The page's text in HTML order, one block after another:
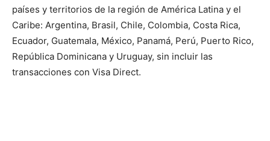
países y territorios de la región de América Latina y el
Caribe: Argentina, Brasil, Chile, Colombia, Costa Rica,
Ecuador, Guatemala, México, Panamá, Perú, Puerto Rico,
República Dominicana y Uruguay, sin incluir las
transacciones con Visa Direct.